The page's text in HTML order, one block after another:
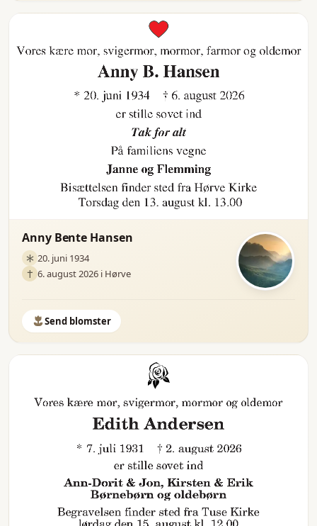
Anny Bente Hansen
20. juni 1934
6. august 2026 i Hørve
Send blomster